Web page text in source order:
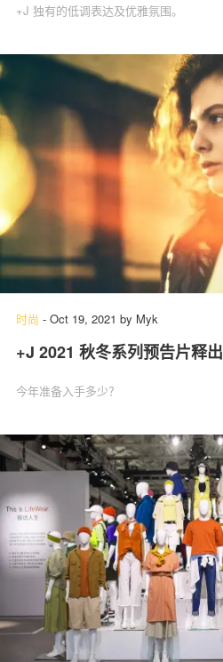
+J 独有的低调表达及优雅氛围。
时尚 - Oct 19, 2021 by Myk
+J 2021 秋冬系列预告片释出
今年准备入手多少？